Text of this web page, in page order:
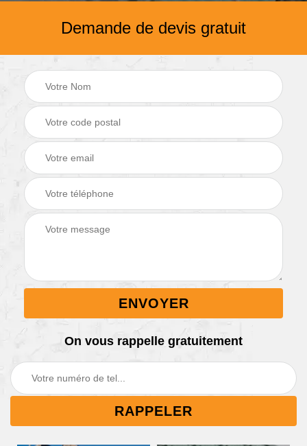
Demande de devis gratuit
On vous rappelle gratuitement